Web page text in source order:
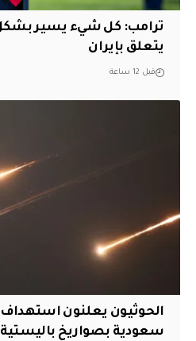
ترامب: كل شيء يسير بشكل
يتعلق بإيران
قبل 12 ساعة
الحوثيون يعلنون
سعودية بصواريخ باليستية